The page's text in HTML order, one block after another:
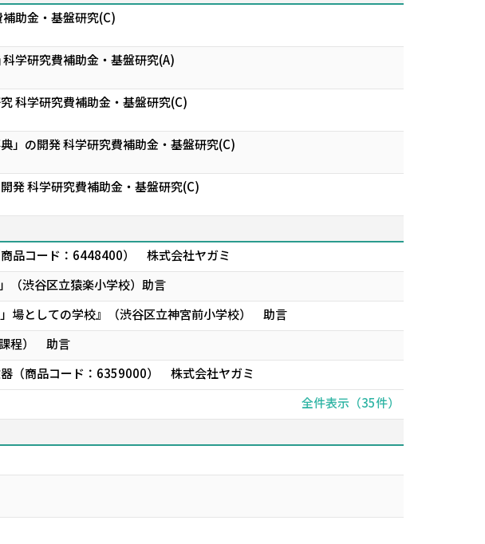
助金・基盤研究(C)
学研究費補助金・基盤研究(A)
科学研究費補助金・基盤研究(C)
」の開発 科学研究費補助金・基盤研究(C)
発 科学研究費補助金・基盤研究(C)
品コード：6448400） 株式会社ヤガミ
（渋谷区立猿楽小学校）助言
場としての学校』（渋谷区立神宮前小学校） 助言
程） 助言
（商品コード：6359000） 株式会社ヤガミ
全件表示（35件）